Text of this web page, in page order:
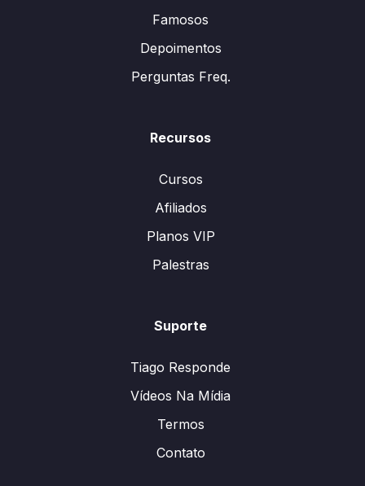
Famosos
Depoimentos
Perguntas Freq.
Recursos
Cursos
Afiliados
Planos VIP
Palestras
Suporte
Tiago Responde
Vídeos Na Mídia
Termos
Contato